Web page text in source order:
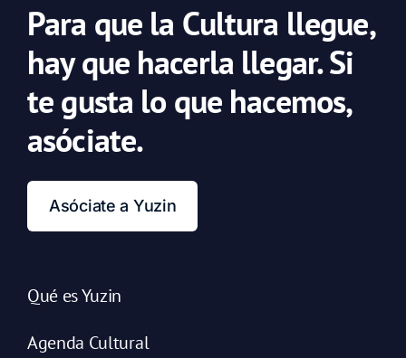
Para que la Cultura llegue,
hay que hacerla llegar. Si
te gusta lo que hacemos,
asóciate.
Asóciate a Yuzin
Qué es Yuzin
Agenda Cultural